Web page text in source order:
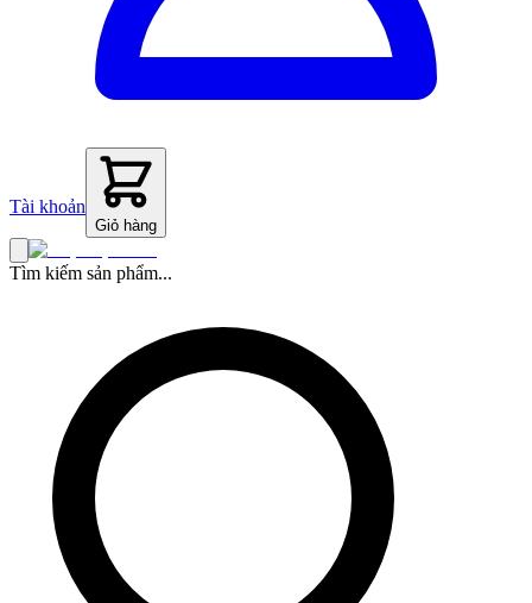
Tài khoản
Giỏ hàng
Tìm kiếm sản phẩm...